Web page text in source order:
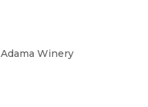
Adama Winery